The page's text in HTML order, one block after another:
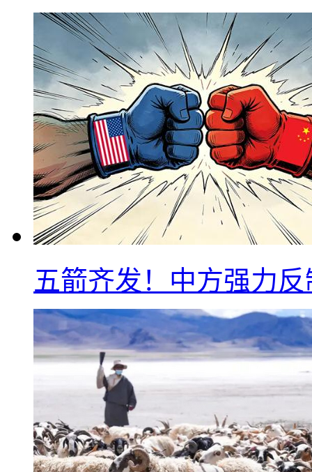
五箭齐发！中方强力